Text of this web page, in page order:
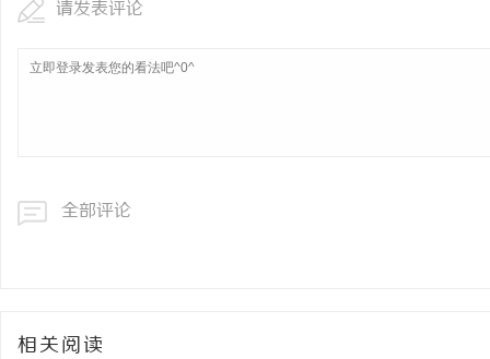
请发表评论
全部评论
相关阅读